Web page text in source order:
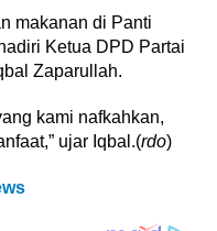
makanan di Panti
Ketua DPD Partai
Zaparullah.
kami nafkahkan,
ujar Iqbal.(rdo)